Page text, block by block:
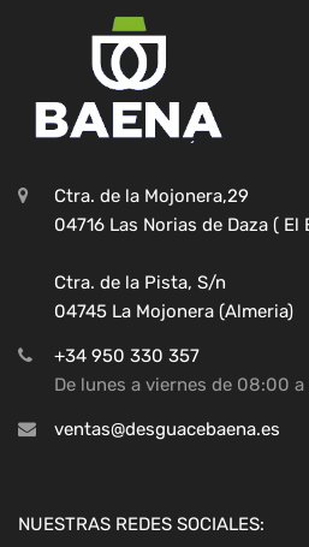
Ctra. de la Mojonera,29
04716 Las Norias de Daza (
Ctra. de la Pista, S/n
04745 La Mojonera (Almeria)
+34 950 330 357
De lunes a viernes de 08:00 a
ventas@desguacebaena.es
NUESTRAS REDES SOCIALES: